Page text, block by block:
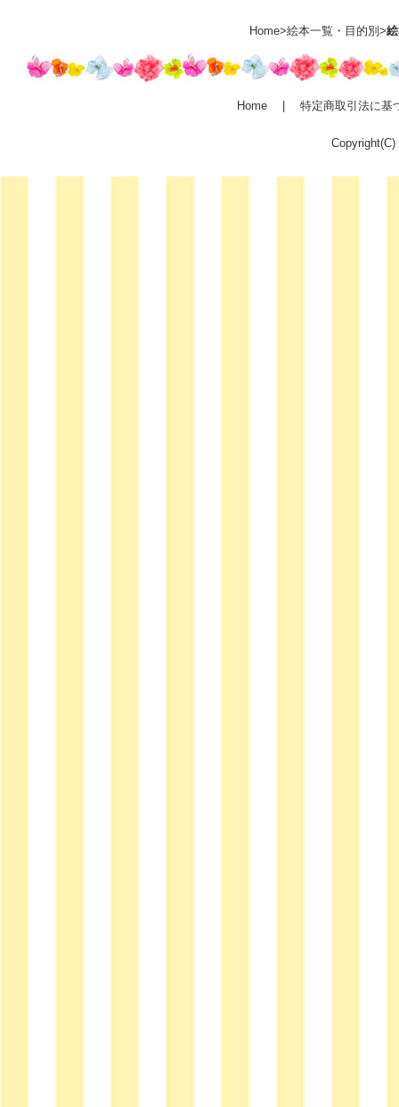
Home>絵本一覧 ・ 目的別>
Home| 特定商取引法に基